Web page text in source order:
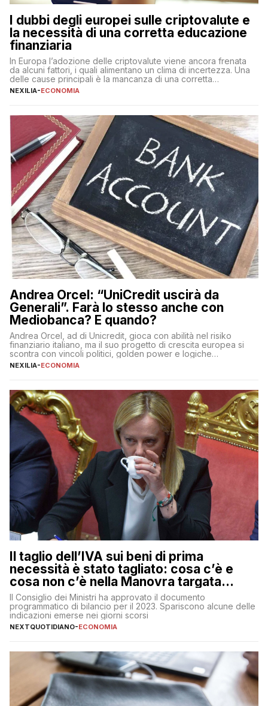
I dubbi degli europei sulle criptovalute e
la necessità di una corretta educazione
finanziaria
In Europa l’adozione delle criptovalute viene ancora frenata
da alcuni fattori, i quali alimentano un clima di incertezza. Una
delle cause principali è la mancanza di una corretta
educazione finanziaria, che impedisce ad una larga parte della
sulle criptovalute: […]
NEXILIA-ECONOMIA
Andrea Orcel: “UniCredit uscirà da
Generali”. Farà lo stesso anche con
Mediobanca? E quando?
Andrea Orcel, ad di Unicredit, gioca con abilità nel risiko
finanziario italiano, ma il suo progetto di crescita europea si
scontra con vincoli politici, golden power e logiche
protezionistiche. Orcel e la mossa su Generali Andrea Orcel,
NEXILIA-ECONOMIA
Il taglio dell’IVA sui beni di prima
necessità è stato tagliato: cosa c’è e
cosa non c’è nella Manovra targata
Meloni
Il Consiglio dei Ministri ha approvato il documento
programmatico di bilancio per il 2023. Spariscono alcune delle
indicazioni emerse nei giorni scorsi
NEXTQUOTIDIANO-ECONOMIA